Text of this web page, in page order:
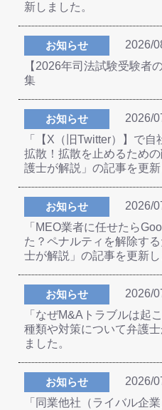
新しました。
お知らせ
2026/
【2026年司法試験受験者
集
お知らせ
2026/
「【X（旧Twitter）】で
拡散！拡散を止めるため
護士が解説」の記事を更新
お知らせ
2026/
「MEO業者に任せたら
た？ペナルティを解除す
士が解説」の記事を更新し
お知らせ
2026/
「なぜM&Aトラブルは起
種類や対策について弁護
ました。
お知らせ
2026/
「同業他社（ライバル企